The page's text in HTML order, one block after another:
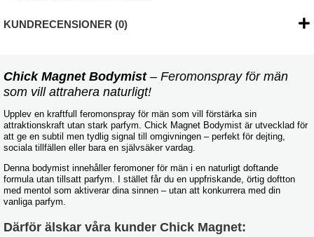
KUNDRECENSIONER (0)
Chick Magnet Bodymist– Feromonspray för män
som vill attrahera naturligt!
Upplev en kraftfull feromonspray för män som vill förstärka sin
attraktionskraft utan stark parfym. Chick Magnet Bodymist är utvecklad för
att ge en subtil men tydlig signal till omgivningen – perfekt för dejting,
sociala tillfällen eller bara en självsäker vardag.
Denna bodymist innehåller feromoner för män i en naturligt doftande
formula utan tillsatt parfym. I stället får du en uppfriskande, örtig doftton
med mentol som aktiverar dina sinnen – utan att konkurrera med din
vanliga parfym.
Därför älskar våra kunder Chick Magnet: